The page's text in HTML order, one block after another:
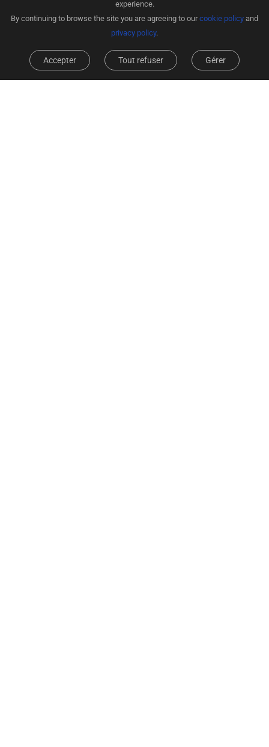
experience.
By continuing to browse the site you are agreeing to ourcookie policy and
privacy policy.
Gérer
Tout refuser
Accepter